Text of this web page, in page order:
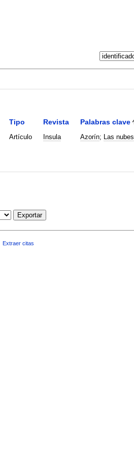
Tipo Revista Palabras clave
Artículo Insula Azorín; Las nubes
Exportar
Extraer citas